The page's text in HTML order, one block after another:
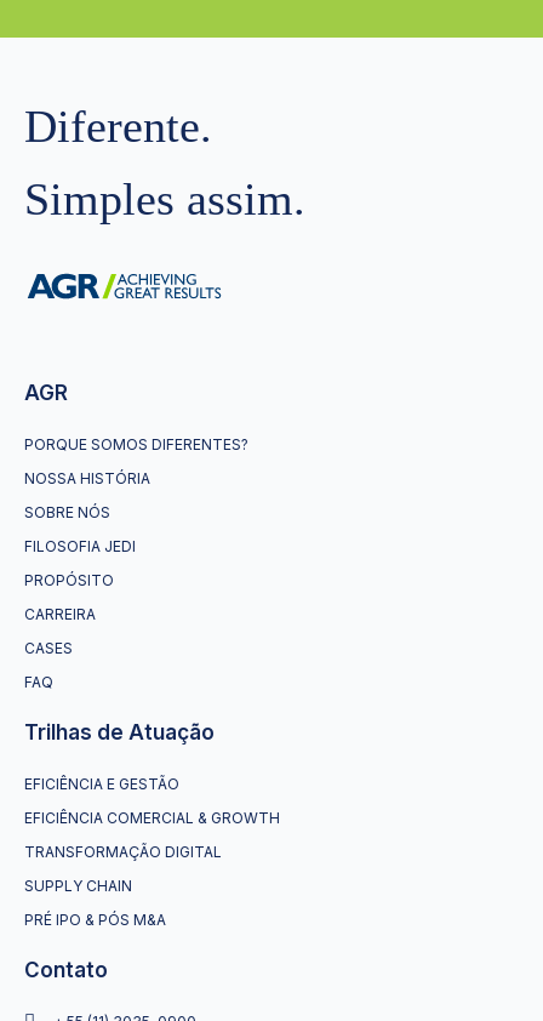
Diferente.
Simples assim.
AGR
PORQUE SOMOS DIFERENTES?
NOSSA HISTÓRIA
SOBRE NÓS
FILOSOFIA JEDI
PROPÓSITO
CARREIRA
CASES
FAQ
Trilhas de Atuação
EFICIÊNCIA E GESTÃO
EFICIÊNCIA COMERCIAL & GROWTH
TRANSFORMAÇÃO DIGITAL
SUPPLY CHAIN
PRÉ IPO & PÓS M&A
Contato